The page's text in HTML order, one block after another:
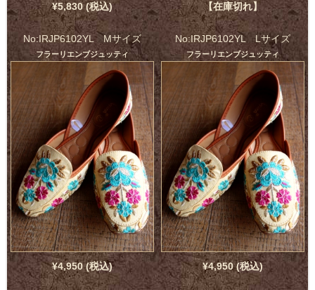
¥5,830 (税込) 【在庫切れ】
No:IRJP6102YL Mサイズ
フラーリエンブジュッティ
¥4,950 (税込)
No:IRJP6102YL Lサイズ
フラーリエンブジュッティ
¥4,950 (税込)